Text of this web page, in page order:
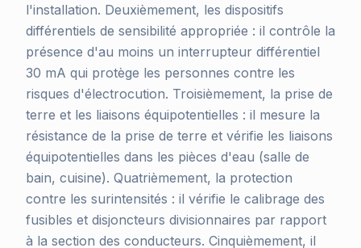
l'installation. Deuxièmement, les dispositifs
différentiels de sensibilité appropriée : il contrôle la
présence d'au moins un interrupteur différentiel
30 mA qui protège les personnes contre les
risques d'électrocution. Troisièmement, la prise de
terre et les liaisons équipotentielles : il mesure la
résistance de la prise de terre et vérifie les liaisons
équipotentielles dans les pièces d'eau (salle de
bain, cuisine). Quatrièmement, la protection
contre les surintensités : il vérifie le calibrage des
fusibles et disjoncteurs divisionnaires par rapport
à la section des conducteurs. Cinquièmement, il